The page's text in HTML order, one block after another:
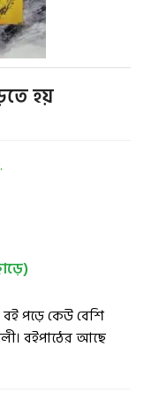
হয়
পড়ে কেউ বেশি
বইপাঠের আছে